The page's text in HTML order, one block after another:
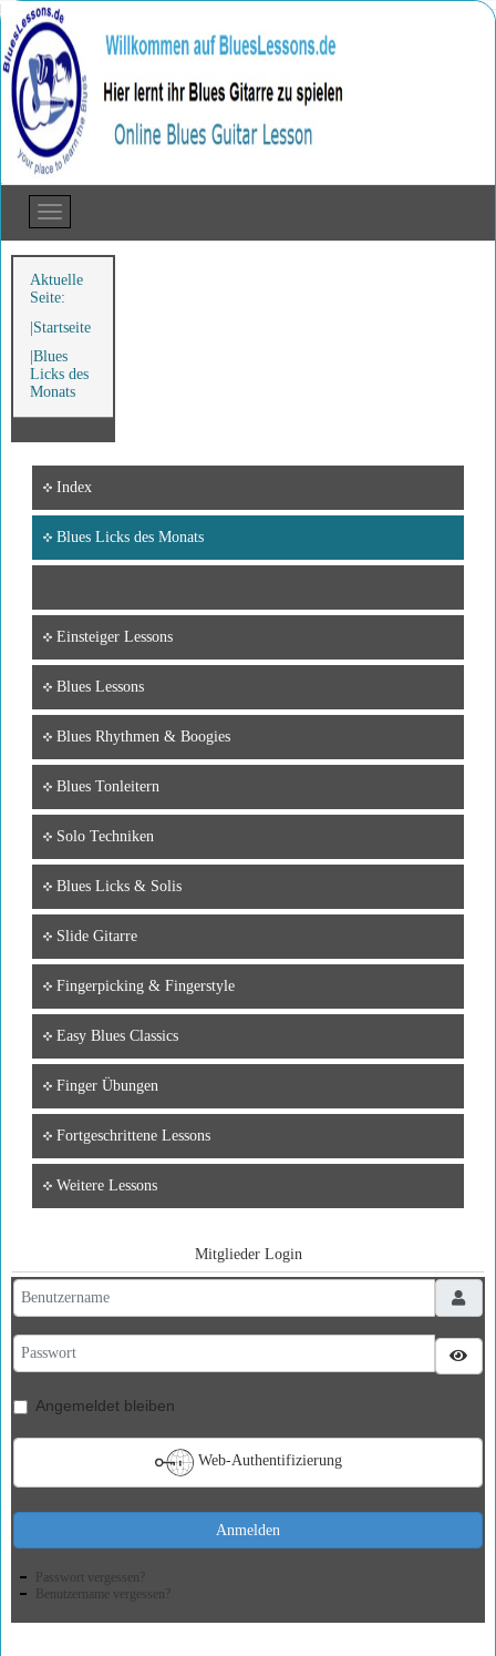
Aktuelle
Seite:
Startseite
Blues
Licks des
Monats
Index
Blues Licks des Monats
Einsteiger Lessons
Blues Lessons
Blues Rhythmen & Boogies
Blues Tonleitern
Solo Techniken
Blues Licks & Solis
Slide Gitarre
Fingerpicking & Fingerstyle
Easy Blues Classics
Finger Übungen
Fortgeschrittene Lessons
Weitere Lessons
Mitglieder Login
Benutzername
Passwort
Angemeldet bleiben
Web-Authentifizierung
Anmelden
Passwort vergessen?
Benutzername vergessen?